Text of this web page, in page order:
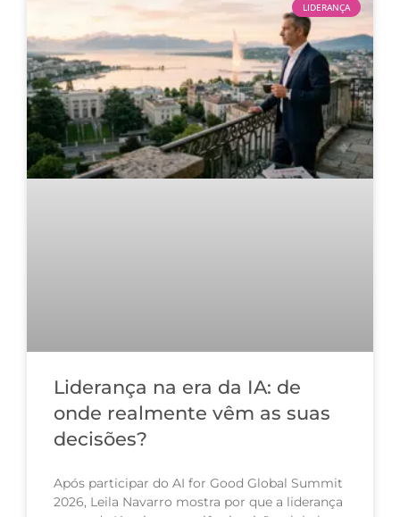
LIDERANÇA
Liderança na era da IA: de
onde realmente vêm as suas
decisões?
Após participar do AI for Good Global Summit
2026, Leila Navarro mostra por que a liderança